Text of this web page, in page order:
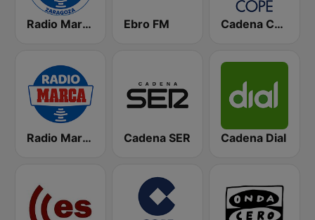
Radio Marca Zaragoza Ebro FM Cadena COPE
Radio Marca Nacional Cadena SER Cadena Dial